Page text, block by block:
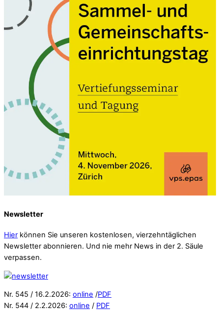
Newsletter
Hier können Sie unseren kostenlosen, vierzehntäglichen
Newsletter abonnieren. Und nie mehr News in der 2. Säule
verpassen.
Nr. 545 / 16.2.2026: online /PDF
Nr. 544 / 2.2.2026: online / PDF